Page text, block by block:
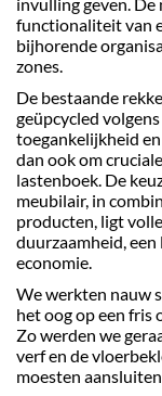
functionaliteit van
bijhorende
zones.
De bestaande
geüpcycled
toegankelijkheid
dan ook om
lastenboek. De
meubilair, in
producten, ligt
duurzaamheid,
economie.
We werkten nauw
het oog op een fris
Zo werden we
verf en de
moesten